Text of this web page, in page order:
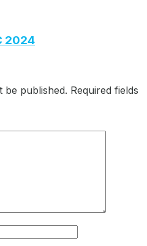
2024
be published. Required fields